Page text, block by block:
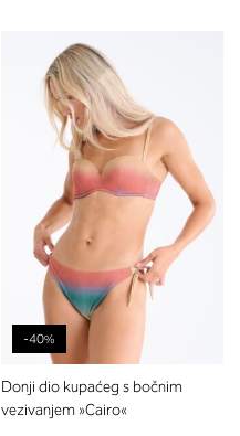
-40%
Donji dio kupaćeg s bočnim
vezivanjem »Cairo«